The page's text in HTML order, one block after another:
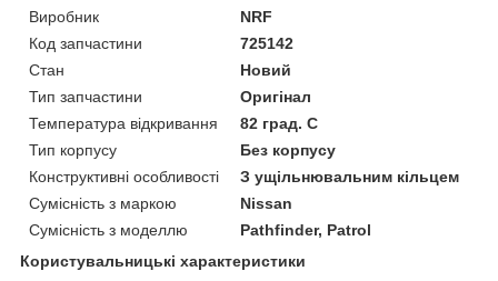
Виробник
NRF
Код запчастини
725142
Стан
Новий
Тип запчастини
Оригінал
Температура відкривання
82 град. C
Тип корпусу
Без корпусу
Конструктивні особливості
З ущільнювальним кільцем
Сумісність з маркою
Nissan
Сумісність з моделлю
Pathfinder, Patrol
Користувальницькі характеристики